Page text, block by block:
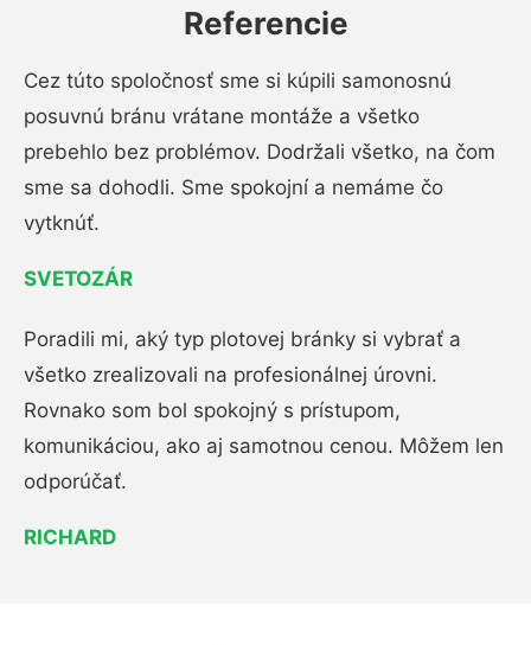
Referencie
Cez túto spoločnosť sme si kúpili samonosnú
posuvnú bránu vrátane montáže a všetko
prebehlo bez problémov. Dodržali všetko, na čom
sme sa dohodli. Sme spokojní a nemáme čo
vytknúť.
SVETOZÁR
Poradili mi, aký typ plotovej bránky si vybrať a
všetko zrealizovali na profesionálnej úrovni.
Rovnako som bol spokojný s prístupom,
komunikáciou, ako aj samotnou cenou. Môžem len
odporúčať.
RICHARD